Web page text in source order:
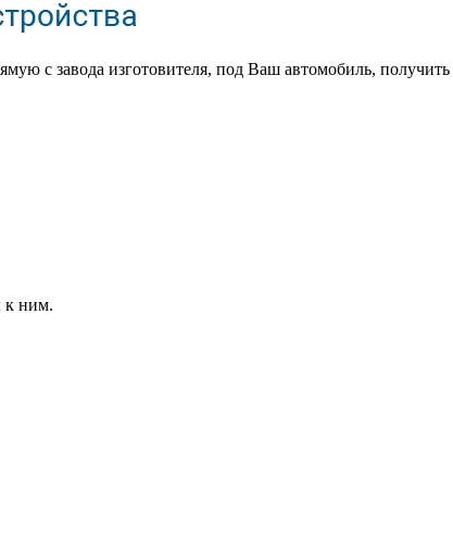
с завода изготовителя, под Ваш автомобиль,
к ним.